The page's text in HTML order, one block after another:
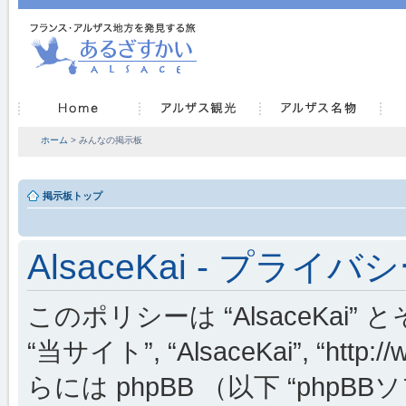
ホーム > みんなの掲示板
掲示板トップ
AlsaceKai - プライバ
このポリシーは “AlsaceKai” と
“当サイト”, “AlsaceKai”,
らには phpBB （以下 “phpBB